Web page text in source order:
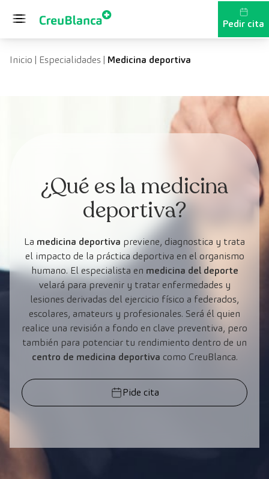
Pedir cita
Inicio | Especialidades| Medicina deportiva
¿Qué es la medicina
deportiva?
La medicina deportiva previene, diagnostica y trata
el impacto de la práctica deportiva en el organismo
humano. El especialista en medicina del deporte
velará para prevenir y tratar enfermedades y
lesiones derivadas del ejercicio físico a federados,
escolares, amateurs y profesionales. Será él quien
realice una revisión a fondo en clave preventiva, pero
también para potenciar tu rendimiento dentro de un
centro de medicina deportiva como CreuBlanca.
Pide cita